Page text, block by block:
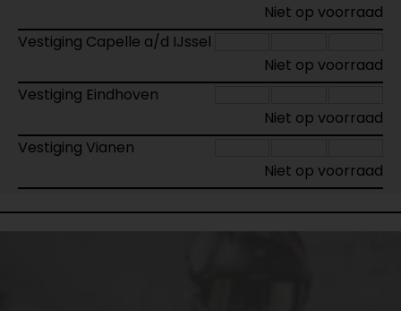
Niet op voorraad
Vestiging Capelle a/d IJssel
Niet op voorraad
Vestiging Eindhoven
Niet op voorraad
Vestiging Vianen
Niet op voorraad